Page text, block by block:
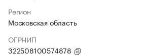
Регион
Московская область
ОГРНИП
322508100574878